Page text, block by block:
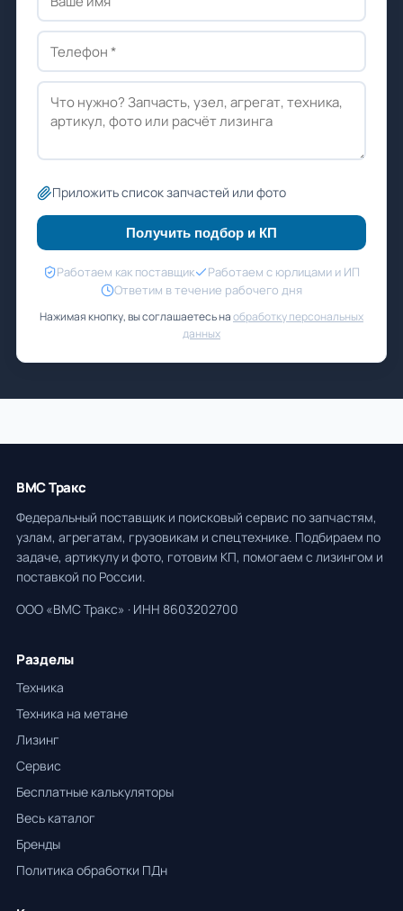
Приложить список запчастей или фото
Получить подбор и КП
Работаем как поставщик
Работаем с юрлицами и ИП
Ответим в течение рабочего дня
Нажимая кнопку, вы соглашаетесь наобработку персональных
данных
ВМС Тракс
Федеральный поставщик и поисковый сервис по запчастям,
узлам, агрегатам, грузовикам и спецтехнике. Подбираем по
задаче, артикулу и фото, готовим КП, помогаем с лизингом и
поставкой по России.
ООО «ВМС Тракс» · ИНН 8603202700
Разделы
Техника
Техника на метане
Лизинг
Сервис
Бесплатные калькуляторы
Весь каталог
Бренды
Политика обработки ПДн